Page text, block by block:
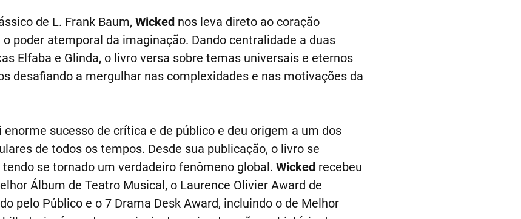
de L. Frank Baum, Wicked nos leva direto ao coração
poder atemporal da imaginação. Dando centralidade a duas
Elfaba e Glinda, o livro versa sobre temas universais e eternos
desafiando a mergulhar nas complexidades e nas motivações da
sucesso de crítica e de público e deu origem a um dos
de todos os tempos. Desde sua publicação, o livro se
se tornado um verdadeiro fenômeno global. Wickedrecebeu
Álbum de Teatro Musical, o Laurence Olivier Award de
pelo Público e o 7 Drama Desk Award, incluindo o de Melhor